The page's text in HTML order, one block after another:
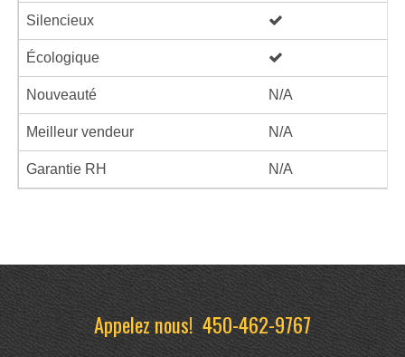
Silencieux
Écologique
Nouveauté N/A
Meilleur vendeur N/A
Garantie RH N/A
Appelez nous!450-462-9767